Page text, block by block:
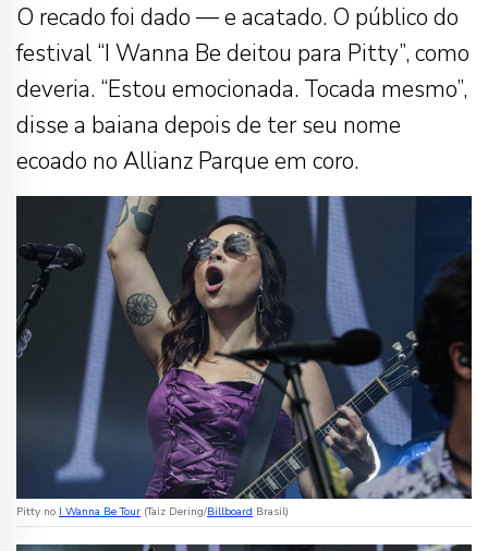
O recado foi dado — e acatado. O público do
festival “I Wanna Be deitou para Pitty”, como
deveria. “Estou emocionada. Tocada mesmo”,
disse a baiana depois de ter seu nome
ecoado no Allianz Parque em coro.
Pitty no I Wanna Be Tour (Taiz Dering/Billboard Brasil)